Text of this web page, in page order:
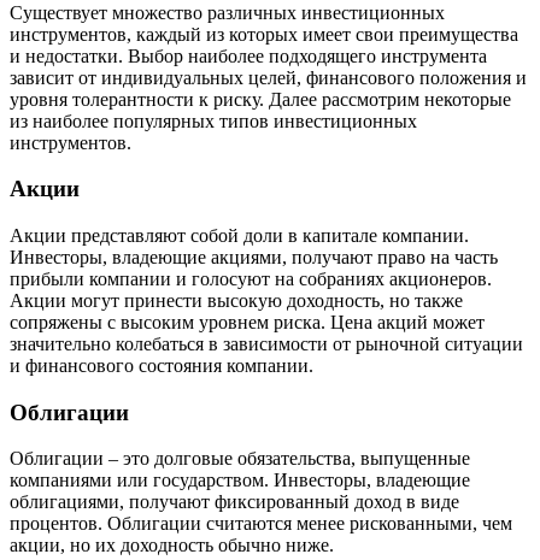
Существует множество различных инвестиционных
инструментов, каждый из которых имеет свои преимущества
и недостатки. Выбор наиболее подходящего инструмента
зависит от индивидуальных целей, финансового положения и
уровня толерантности к риску. Далее рассмотрим некоторые
из наиболее популярных типов инвестиционных
инструментов.
Акции
Акции представляют собой доли в капитале компании.
Инвесторы, владеющие акциями, получают право на часть
прибыли компании и голосуют на собраниях акционеров.
Акции могут принести высокую доходность, но также
сопряжены с высоким уровнем риска. Цена акций может
значительно колебаться в зависимости от рыночной ситуации
и финансового состояния компании.
Облигации
Облигации – это долговые обязательства, выпущенные
компаниями или государством. Инвесторы, владеющие
облигациями, получают фиксированный доход в виде
процентов. Облигации считаются менее рискованными, чем
акции, но их доходность обычно ниже.